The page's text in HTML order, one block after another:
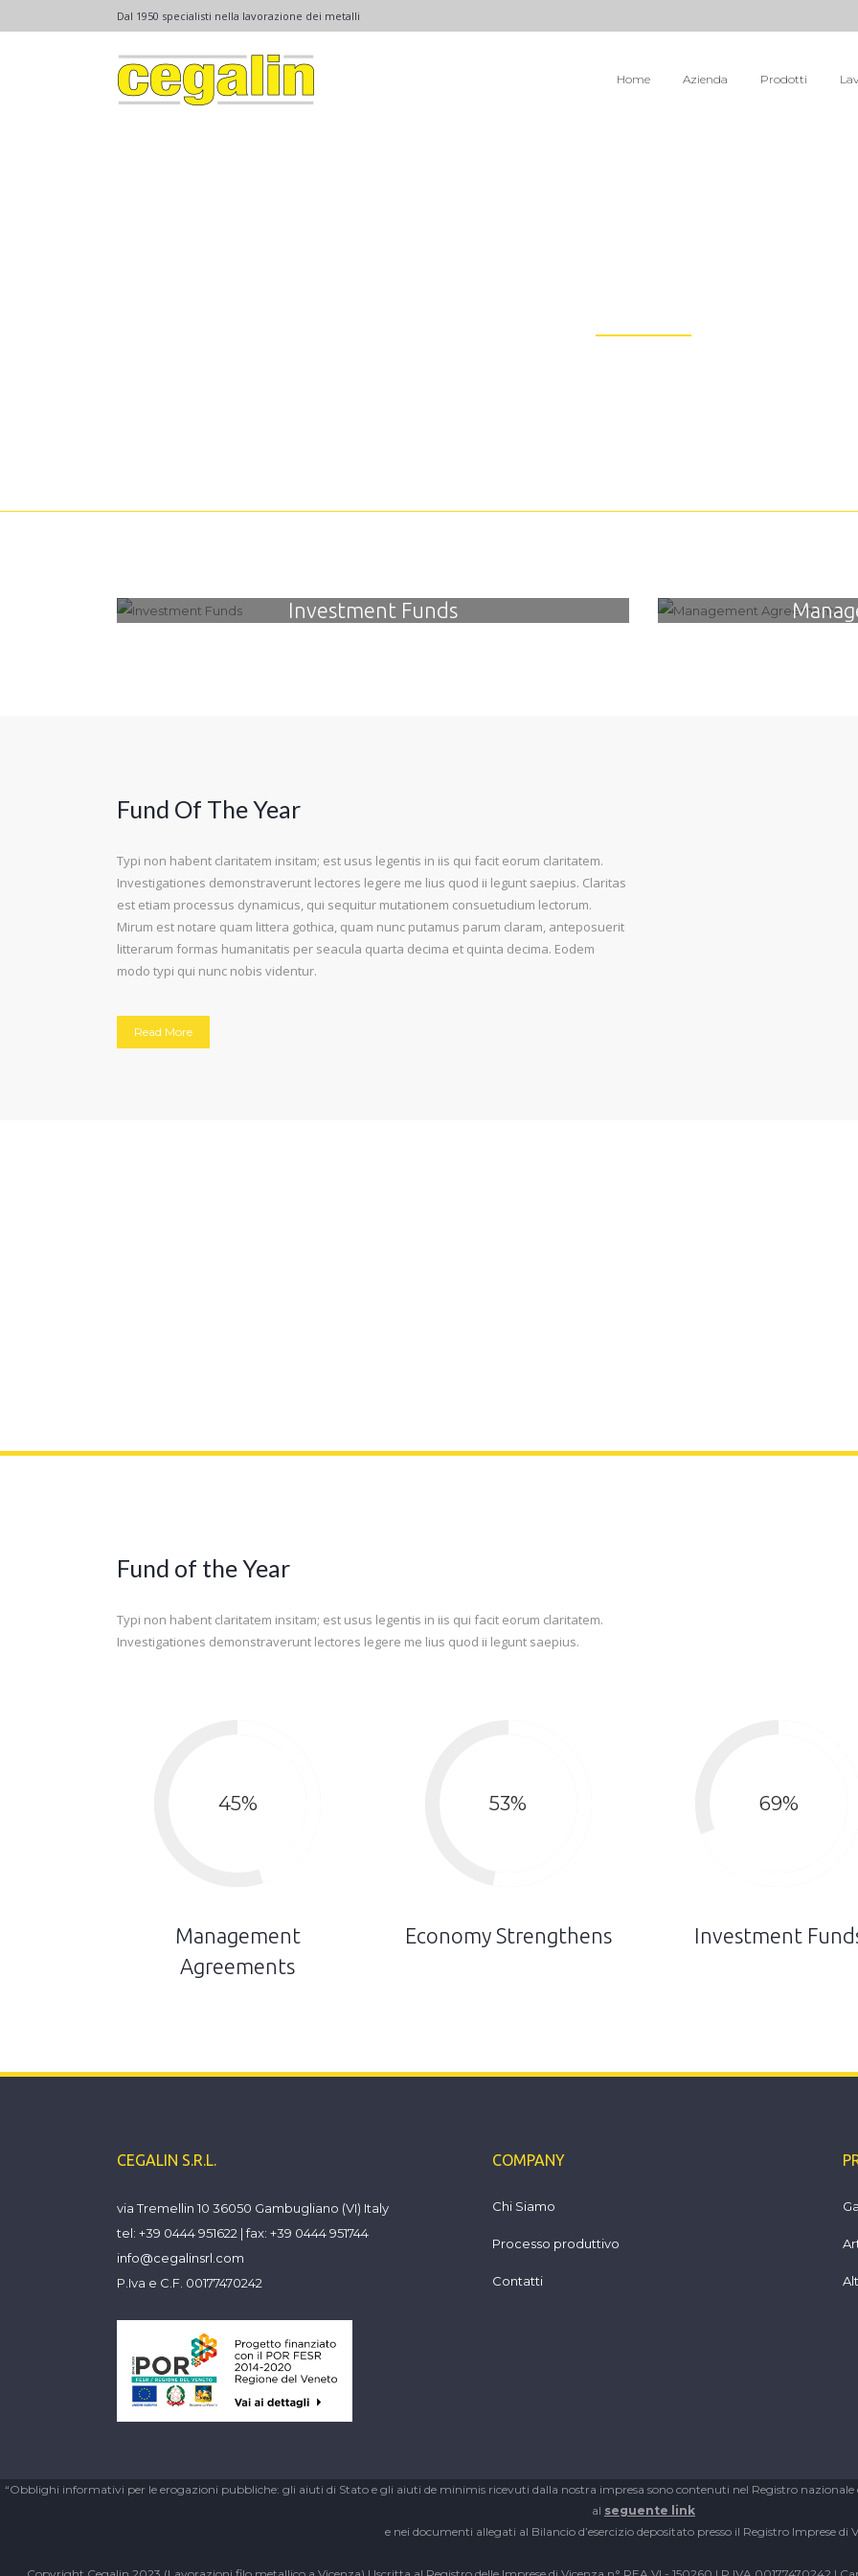
Dal 1950 specialisti nella lavorazione dei metalli
Home Azienda Prodotti
Investment Funds
Fund Of The Year
Typi non habent claritatem insitam; est usus legentis in iis qui facit eorum claritatem.
Investigationes demonstraverunt lectores legere me lius quod ii legunt saepius. Claritas
est etiam processus dynamicus, qui sequitur mutationem consuetudium lectorum.
Mirum est notare quam littera gothica, quam nunc putamus parum claram, anteposuerit
litterarum formas humanitatis per seacula quarta decima et quinta decima. Eodem
modo typi qui nunc nobis videntur.
Read More
Fund of the Year
Typi non habent claritatem insitam; est usus legentis in iis qui facit eorum claritatem.
Investigationes demonstraverunt lectores legere me lius quod ii legunt saepius.
45%
Management
Agreements
53%
Economy Strengthens
69%
Investment
CEGALIN S.R.L.
via Tremellin 10 36050 Gambugliano (VI) Italy
tel: +39 0444 951622 | fax: +39 0444 951744
info@cegalinsrl.com
P.Iva e C.F. 00177470242
COMPANY
Chi Siamo
Processo produttivo
Contatti
“Obblighi informativi per le erogazioni pubbliche: gli aiuti di Stato e gli aiuti de minimis ricevuti dalla nostra impresa sono contenuti nel Registro nazionale
al seguente link
e nei documenti allegati al Bilancio d’esercizio depositato presso il Registro Imprese di